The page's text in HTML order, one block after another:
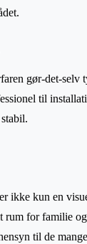
gør-det-selv
til
ikke kun en
rum for familie
til de